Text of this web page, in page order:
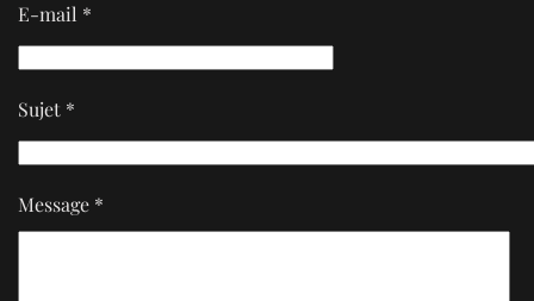
E-mail *
Sujet *
Message *